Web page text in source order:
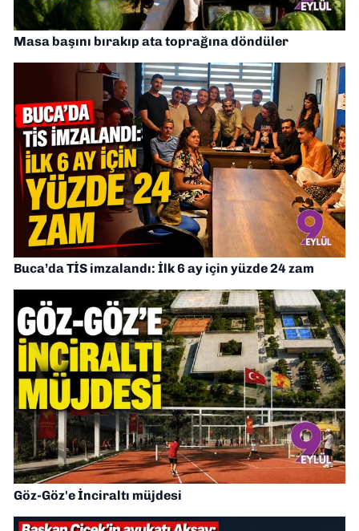
Masa başını bırakıp ata toprağına döndüler
Buca’da TİS imzalandı: İlk 6 ay için yüzde 24 zam
Göz-Göz'e İnciraltı müjdesi